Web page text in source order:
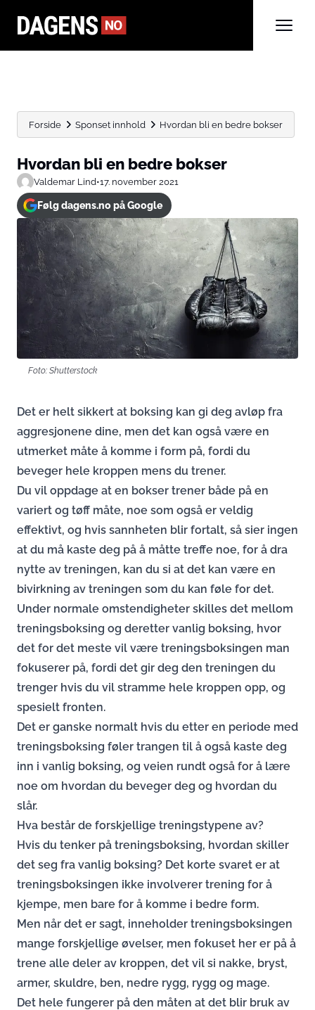
Forside Sponset innhold Hvordan bli en bedre bokser
Hvordan bli en bedre bokser
Valdemar Lind•17. november 2021
Følg dagens.no på Google
Foto: Shutterstock
Det er helt sikkert at boksing kan gi deg avløp fra
aggresjonene dine, men det kan også være en
utmerket måte å komme i form på, fordi du
beveger hele kroppen mens du trener.
Du vil oppdage at en bokser trener både på en
variert og tøff måte, noe som også er veldig
effektivt, og hvis sannheten blir fortalt, så sier ingen
at du må kaste deg på å måtte treffe noe, for å dra
nytte av treningen, kan du si at det kan være en
bivirkning av treningen som du kan føle for det.
Under normale omstendigheter skilles det mellom
treningsboksing og deretter vanlig boksing, hvor
det for det meste vil være treningsboksingen man
fokuserer på, fordi det gir deg den treningen du
trenger hvis du vil stramme hele kroppen opp, og
spesielt fronten.
Det er ganske normalt hvis du etter en periode med
treningsboksing føler trangen til å også kaste deg
inn i vanlig boksing, og veien rundt også for å lære
noe om hvordan du beveger deg og hvordan du
slår.
Hva består de forskjellige treningstypene av?
Hvis du tenker på treningsboksing, hvordan skiller
det seg fra vanlig boksing? Det korte svaret er at
treningsboksingen ikke involverer trening for å
kjempe, men bare for å komme i bedre form.
Men når det er sagt, inneholder treningsboksingen
mange forskjellige øvelser, men fokuset her er på å
trene alle deler av kroppen, det vil si nakke, bryst,
armer, skuldre, ben, nedre rygg, rygg og mage.
Det hele fungerer på den måten at det blir bruk av